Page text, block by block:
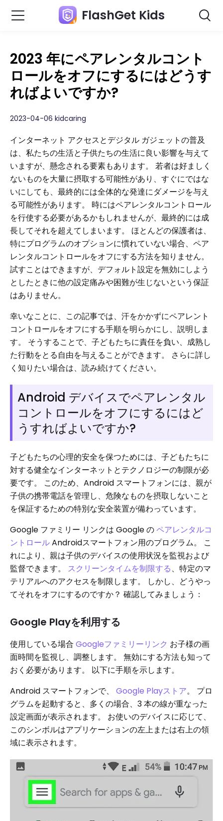
FlashGet Kids
2023 年にペアレンタルコント
ロールをオフにするにはどうす
ればよいですか?
2023-04-06 kidcaring
インターネット アクセスとデジタル ガジェットの普及
は、私たちの生活と子供たちの生活に良い影響を与えて
いますが、懸念される要素もあります。 若者は好ましく
ないものを大量に摂取する可能性があり、すぐにではな
いにしても、最終的には全体的な発達にダメージを与え
る可能性があります。 時にはペアレンタルコントロール
を行使する必要があるかもしれませんが、最終的には成
長してそれを超えてしまいます。 ほとんどの保護者は、
特にプログラムのオプションに慣れていない場合、ペア
レンタルコントロールをオフにする方法を知りません。
試すことはできますが、デフォルト設定を無効にしよう
としたときに他の設定痛みや困難が生じないという保証
はありません。
幸いなことに、この記事では、汗をかかずにペアレント
コントロールをオフにする手順を明らかにし、説明しま
す。 そうすることで、子どもたちに責任を負い、成熟し
た行動をとる自由を与えることができます。 さらに詳し
く知りたい場合は、読み続けてください。
Android デバイスでペアレンタル
コントロールをオフにするにはど
うすればよいですか?
子どもたちの心理的安全を保つためには、子どもたちに
対する健全なインターネットとテクノロジーの制限が必
要です。 このため、Android スマートフォンには、親が
子供の携帯電話を管理し、危険なものを摂取しないこと
を保証するための特別な安全装置が備わっています。
Google ファミリー リンクは Google のペアレンタルコ
ントロールAndroidスマートフォン用のプログラム。 こ
れにより、親は子供のデバイスの使用状況を監視および
監督できます。 スクリーンタイムを制限する、特定のマ
テリアルへのアクセスを制限します。 しかし、どうやっ
てそれをオフにするのですか？ 確認してみましょう：
Google Playを利用する
使用している場合 Googleファミリーリンク お子様の画
面時間を監視し、調整します。 無効にする方法も知って
おく必要があります。 以下に手順を示します。
Android スマートフォンで、 Google Playストア。 プロ
グラムを起動すると、多くの場合、3 本の線が重なった
設定画面が表示されます。 お使いのデバイスに応じて、
このシンボルはアプリケーションの左上または右上の領
域に表示されます。